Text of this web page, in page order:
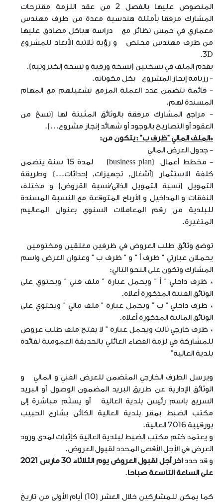
المنصوص عليها بالفصل 2 من عقد اللزمة مقترحات
المشارك مرفقا بأمثلة هندسية معدة من طرف مهندس
معماري في خمس نظائر مع دراسة هياكل مصادق عليها
من طرف مهندس مختص و رؤية ثلاثية الأبعاد للمشروع
3D
.
يقدم الملف في نسختين (نسخة ورقية و نسخة إلكترونية).
- رزنامة إنجاز المشروع بكل مكوناته.
- قائمة تتضمن عدد العملة المزمع تشغيلهم مع المهام
المسندة لهم.
- مراجع المشارك مرفقة بالوثائق المثبتة لها (نسخ من
العقود أو التصاريح بالوجود أو شهائد إنجاز مشروع...).
*الملف المالي "ظرف ب" :يتكون من:
- جدول العرض المالي
- مخطط أعمال
(business plan)
لمدة 15 سنة يتضمن
كلفة الاستثمار (أشغال, تجهيزات, إحداثات...) وطريقة
التمويل (نسبة التمويل الذاتي/نسبة القروض) و مختلف
النفقات و المداخيل و الأرباح المتوقعة مع النسبة المسندة
للبلدية من رقم المعاملات السنوي بعنوان المعاليم
المتغيرة.
توضع وثائق طلب العروض في ظرفين مغلقين ومختومين
يحملان عبارتي " ظرف أ " و " ظرف ب " وعنوان العرض واسم
المشارك وتكون على النحو التالي:
* ظرف داخلي " أ " ويحمل عبارة " ملف فني " ويحتوي على
الوثائق الفنية المذكورة أعلاه.
* ظرف داخلي " ب " ويحمل عبارة " ملف مالي " ويحتوي على
الوثائق المالية المذكورة أعلاه.
* ظرف خارجي ثالث ويحمل عبارة " لا يفتح ملف طلب عروض
للمشاركة في لزمة الفضاء العائلي بالحديقة العمومية لفائدة
بلدية العالية"
ويرسل الظرف الخارجي المتضمن للعرض الفني و المالي و
الوثائق الإدارية عن طريق البريد المضمون الوصول أو البريد
السريع باسم رئيس بلدية العالية أو يسلّم مباشرة إلى
مكتب الضبط بمقر بلدية العالية الكائن بشارع الحبيب
بورقيبة 7016 العالية.
و يعتمد ختم مكتب الضبط لبلدية العالية كإثبات لمدى ورود
العرض في الأجل الأقصى المحدد لقبول العروض.
و قد حدد
اخر أجل لقبول العروض يوم الثلاثاء 30 مارس 2021
على الساعة التاسعة صباحا.
كما يمكن للمشاركين خلال العشر (10) أيام الأولى من تاريخ